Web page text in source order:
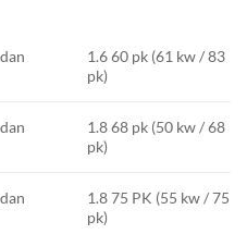
1.6 60 pk (61 kw / 83
pk)
1.8 68 pk (50 kw / 68
pk)
1.8 75 PK (55 kw / 75
pk)